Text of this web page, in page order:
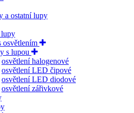
a ostatní lupy
lupy
osvětlením
s lupou
osvětlení halogenové
osvětlení LED čipové
osvětlení LED diodové
osvětlení zářivkové